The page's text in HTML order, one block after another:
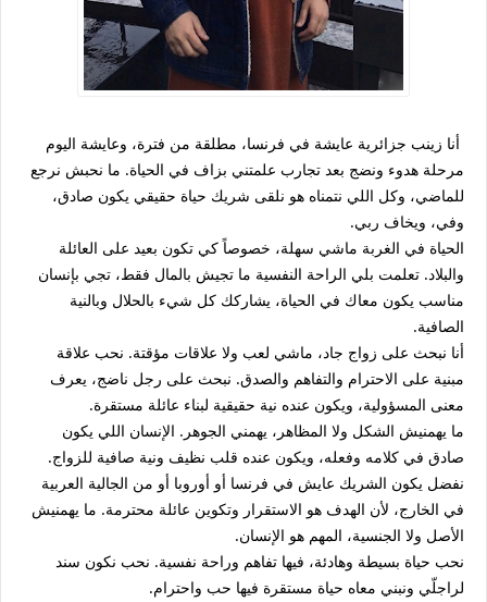
أنا زينب جزائرية عايشة في فرنسا، مطلقة من فترة، وعايشة اليوم
مرحلة هدوء ونضج بعد تجارب علمتني بزاف في الحياة. ما نحبش نرجع
للماضي، وكل اللي نتمناه هو نلقى شريك حياة حقيقي يكون صادق،
وفي، ويخاف ربي.
الحياة في الغربة ماشي سهلة، خصوصاً كي تكون بعيد على العائلة
والبلاد. تعلمت بلي الراحة النفسية ما تجيش بالمال فقط، تجي بإنسان
مناسب يكون معاك في الحياة، يشاركك كل شيء بالحلال وبالنية
الصافية.
أنا نبحث على زواج جاد، ماشي لعب ولا علاقات مؤقتة. نحب علاقة
مبنية على الاحترام والتفاهم والصدق. نبحث على رجل ناضج، يعرف
معنى المسؤولية، ويكون عنده نية حقيقية لبناء عائلة مستقرة.
ما يهمنيش الشكل ولا المظاهر، يهمني الجوهر. الإنسان اللي يكون
صادق في كلامه وفعله، ويكون عنده قلب نظيف ونية صافية للزواج.
نفضل يكون الشريك عايش في فرنسا أو أوروبا أو من الجالية العربية
في الخارج، لأن الهدف هو الاستقرار وتكوين عائلة محترمة. ما يهمنيش
الأصل ولا الجنسية، المهم هو الإنسان.
نحب حياة بسيطة وهادئة، فيها تفاهم وراحة نفسية. نحب نكون سند
لراجلّي ونبني معاه حياة مستقرة فيها حب واحترام.